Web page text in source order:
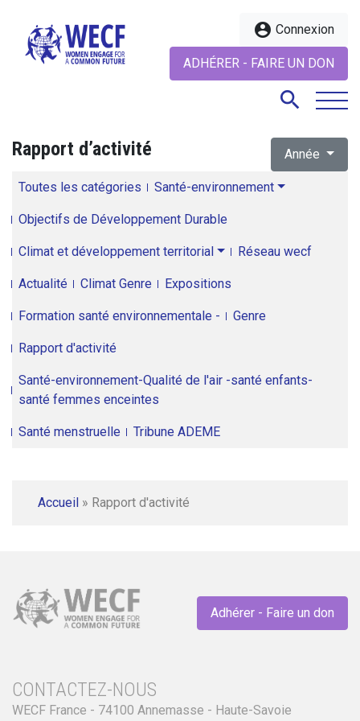
account_circle Connexion
ADHÉRER - FAIRE UN DON
search
Rapport d’activité Année
Toutes les catégories Santé-environnement
Objectifs de Développement Durable
Climat et développement territorial Réseau wecf
Actualité Climat Genre Expositions
Formation santé environnementale - Genre
Rapport d'activité
Santé-environnement-Qualité de l'air -santé enfants-
santé femmes enceintes
Santé menstruelle Tribune ADEME
Accueil » Rapport d'activité
Adhérer - Faire un don
CONTACTEZ-NOUS
WECF France - 74100 Annemasse - Haute-Savoie